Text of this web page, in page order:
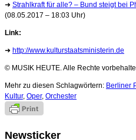
➜ Strahlkraft für alle? – Bund steigt bei
(08.05.2017 – 18:03 Uhr)
Link:
➜ http://www.kulturstaatsministerin.de
© MUSIK HEUTE. Alle Rechte
Mehr zu diesen Schlagwörtern: Berliner
Kultur, Oper, Orchester
Newsticker